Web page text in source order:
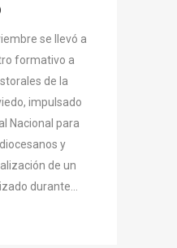
se llevó a
formativo a
de la
impulsado
Nacional para
y
de un
durante...